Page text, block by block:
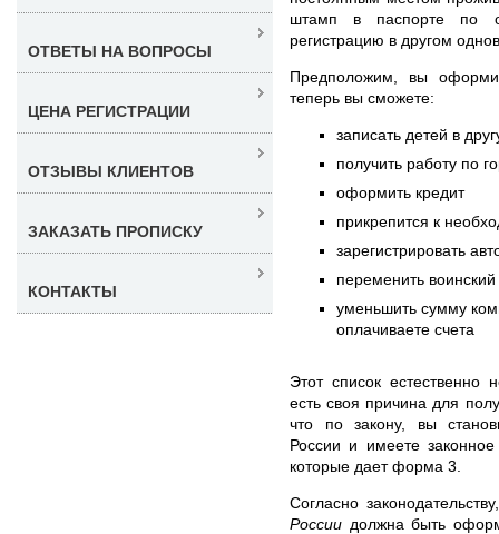
штамп в паспорте по
регистрацию в другом
Предположим, вы
теперь вы сможете:
записать детей в
получить работу по
оформить кредит
прикрепится к
зарегистрировать
переменить воинский
уменьшить сумму
оплачиваете счета
Этот список
есть своя причина для
что по закону, вы
России и имеете
которые дает форма 3.
Согласно
России должна быть
ОТВЕТЫ НА ВОПРОСЫ
ЦЕНА РЕГИСТРАЦИИ
ОТЗЫВЫ КЛИЕНТОВ
ЗАКАЗАТЬ ПРОПИСКУ
КОНТАКТЫ